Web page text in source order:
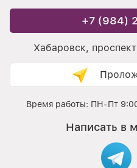
+7 (984)
Хабаровск,
Время работы: ПН-Пт
Написать в